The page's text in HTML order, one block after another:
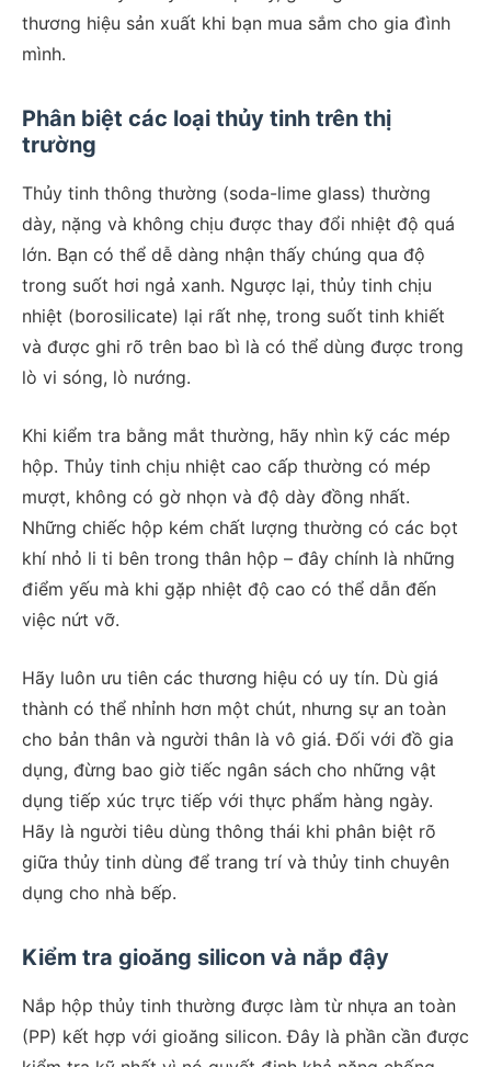
thương hiệu sản xuất khi bạn mua sắm cho gia đình
mình.
Phân biệt các loại thủy tinh trên thị
trường
Thủy tinh thông thường (soda-lime glass) thường
dày, nặng và không chịu được thay đổi nhiệt độ quá
lớn. Bạn có thể dễ dàng nhận thấy chúng qua độ
trong suốt hơi ngả xanh. Ngược lại, thủy tinh chịu
nhiệt (borosilicate) lại rất nhẹ, trong suốt tinh khiết
và được ghi rõ trên bao bì là có thể dùng được trong
lò vi sóng, lò nướng.
Khi kiểm tra bằng mắt thường, hãy nhìn kỹ các mép
hộp. Thủy tinh chịu nhiệt cao cấp thường có mép
mượt, không có gờ nhọn và độ dày đồng nhất.
Những chiếc hộp kém chất lượng thường có các bọt
khí nhỏ li ti bên trong thân hộp – đây chính là những
điểm yếu mà khi gặp nhiệt độ cao có thể dẫn đến
việc nứt vỡ.
Hãy luôn ưu tiên các thương hiệu có uy tín. Dù giá
thành có thể nhỉnh hơn một chút, nhưng sự an toàn
cho bản thân và người thân là vô giá. Đối với đồ gia
dụng, đừng bao giờ tiếc ngân sách cho những vật
dụng tiếp xúc trực tiếp với thực phẩm hàng ngày.
Hãy là người tiêu dùng thông thái khi phân biệt rõ
giữa thủy tinh dùng để trang trí và thủy tinh chuyên
dụng cho nhà bếp.
Kiểm tra gioăng silicon và nắp đậy
Nắp hộp thủy tinh thường được làm từ nhựa an toàn
(PP) kết hợp với gioăng silicon. Đây là phần cần được